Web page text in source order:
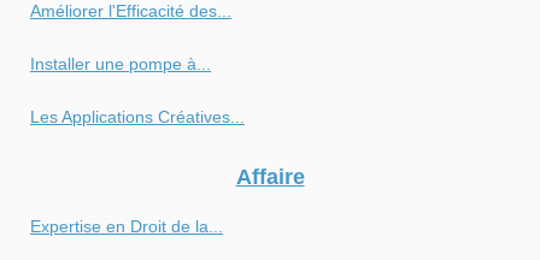
Améliorer l'Efficacité des...
Installer une pompe à...
Les Applications Créatives...
Affaire
Expertise en Droit de la...